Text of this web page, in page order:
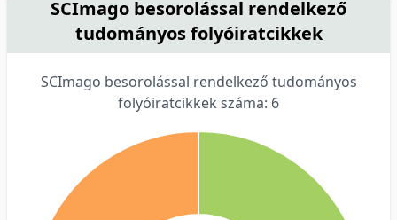
SCImago besorolással rendelkező
tudományos folyóiratcikkek
SCImago besorolással rendelkező tudományos
folyóiratcikkek száma: 6